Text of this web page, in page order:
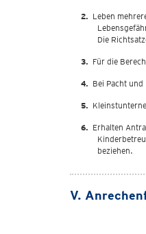
Leben
Die
Für die
Bei Pacht
Erhalten
beziehen.
V.